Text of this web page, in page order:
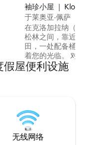
袖珍小屋 ｜
于莱奥亚·佩萨
在克洛加拉纳（
松林之间，靠近特
田，一处配备桶式
着您的光临。 对于喜欢安宁和大自然的人
来说，这里是一个
滩上或森林小径上
住，也适合您独自
距离特雷波亚露
和克洛加兰德（
遥。
屋便利设施
无线网络